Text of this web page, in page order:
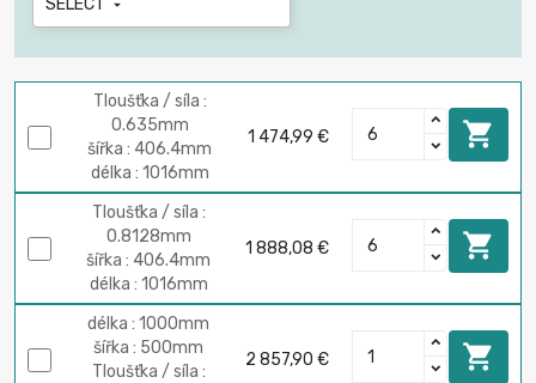
SELECT 
Tloušťka / síla :
0.635mm
šířka : 406.4mm
délka : 1016mm
1 474,99 € 
Tloušťka / síla :
0.8128mm
šířka : 406.4mm
délka : 1016mm
1 888,08 € 
délka : 1000mm
šířka : 500mm
Tloušťka / síla :
2 857,90 € 